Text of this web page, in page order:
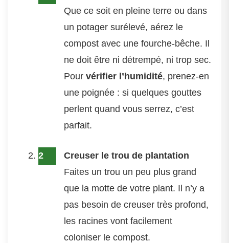
Que ce soit en pleine terre ou dans
un potager surélevé, aérez le
compost avec une fourche-bêche. Il
ne doit être ni détrempé, ni trop sec.
Pour vérifier l’humidité, prenez-en
une poignée : si quelques gouttes
perlent quand vous serrez, c’est
parfait.
Creuser le trou de plantation
Faites un trou un peu plus grand
que la motte de votre plant. Il n’y a
pas besoin de creuser très profond,
les racines vont facilement
coloniser le compost.